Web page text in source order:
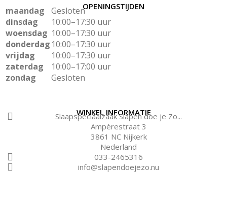
OPENINGSTIJDEN
maandag
Gesloten
dinsdag
10:00–17:30 uur
woensdag 10:00–17:30 uur
donderdag 10:00–17:30 uur
vrijdag
10:00–17:30 uur
zaterdag
10:00–17:00 uur
zondag
Gesloten
WINKEL INFORMATIE
Slaapspeciaalzaak Slapen doe je Zo...
Ampèrestraat 3
3861 NC Nijkerk
Nederland
033-2465316
info@slapendoejezo.nu